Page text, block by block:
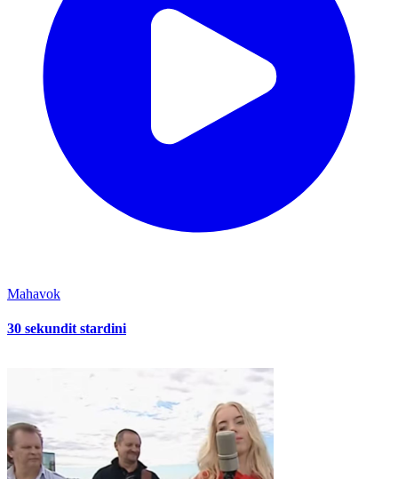
Mahavok
30 sekundit stardini